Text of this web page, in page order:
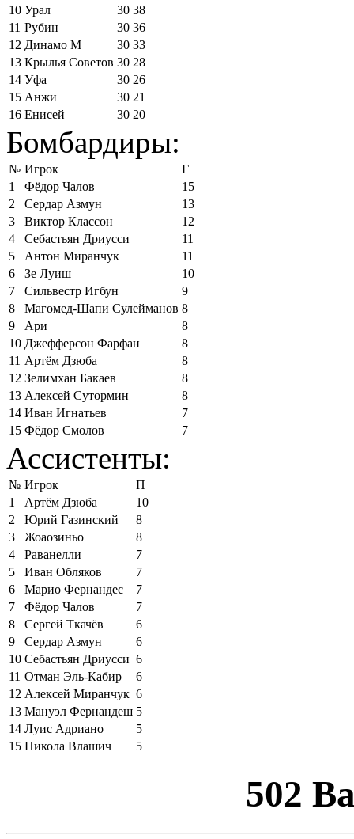
10 Урал 30 38
11 Рубин 30 36
12 Динамо М 30 33
13 Крылья Советов 30 28
14 Уфа 30 26
15 Анжи 30 21
16 Енисей 30 20
Бомбардиры:
№ Игрок
Г
1
Фёдор Чалов
15
2
Сердар Азмун
13
3
Виктор Классон
12
4
Себастьян Дриусси
11
5
Антон Миранчук
11
6
Зе Луиш
10
7
Сильвестр Игбун
9
8
Магомед-Шапи Сулейманов 8
9
Ари
8
10 Джефферсон Фарфан
8
11 Артём Дзюба
8
12 Зелимхан Бакаев
8
13 Алексей Сутормин
8
14 Иван Игнатьев
7
15 Фёдор Смолов 7
Ассистенты:
№ Игрок
П
1
Артём Дзюба
10
2
Юрий Газинский
8
3
Жоаозиньо
8
4
Раванелли
7
5
Иван Обляков
7
6
Марио Фернандес
7
7
Фёдор Чалов
7
8
Сергей Ткачёв
6
9
Сердар Азмун
6
10 Себастьян Дриусси 6
11 Отман Эль-Кабир
6
12 Алексей Миранчук 6
13 Мануэл Фернандеш 5
14 Луис Адриано
5
15 Никола Влашич 5
502